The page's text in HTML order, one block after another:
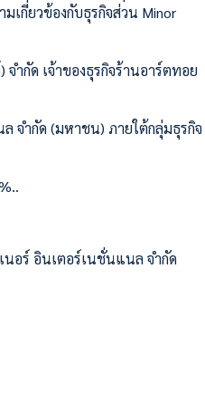
เกี่ยวข้องกับธุรกิจส่วน Minor
กัด เจ้าของธุรกิจร้านอาร์ตทอย
จำกัด (มหาชน) ภายใต้กลุ่มธุรกิจ
อร์ อินเตอร์เนชั่นแนล จำกัด